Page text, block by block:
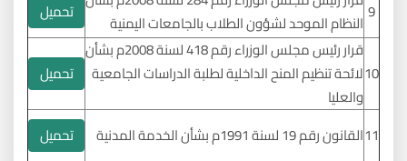
9 النظام الموحد لشؤون الطلاب بالجامعات اليمنية
تحميل
10
قرار رئيس مجلس الوزراء رقم 418 لسنة 2008م بشأن
لائحة تنظيم المنح الداخلية لطلبة الدراسات الجامعية
والعليا
تحميل
11القانون رقم 19 لسنة 1991م بشأن الخدمة المدنية
تحميل